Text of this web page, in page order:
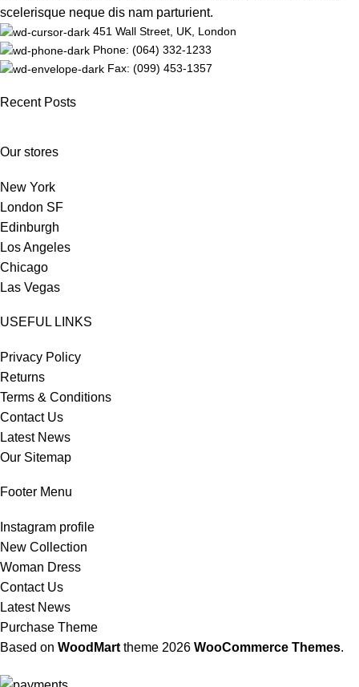
scelerisque neque dis nam parturient.
451 Wall Street, UK, London
Phone: (064) 332-1233
Fax: (099) 453-1357
Recent Posts
Our stores
New York
London SF
Edinburgh
Los Angeles
Chicago
Las Vegas
USEFUL LINKS
Privacy Policy
Returns
Terms & Conditions
Contact Us
Latest News
Our Sitemap
Footer Menu
Instagram profile
New Collection
Woman Dress
Contact Us
Latest News
Purchase Theme
Based on WoodMarttheme 2026 WooCommerce Themes.